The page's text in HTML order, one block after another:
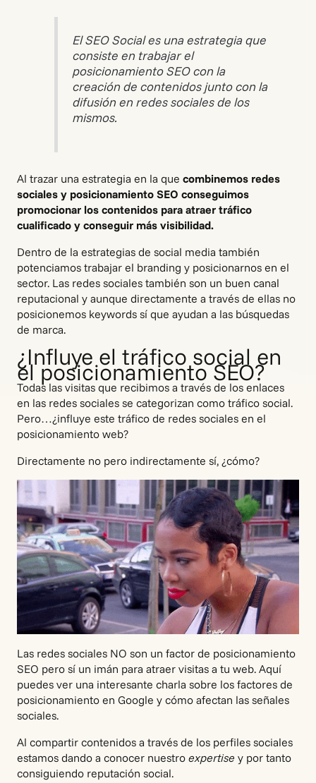
El SEO Social es una estrategia que
consiste en trabajar el
posicionamiento SEO con la
creación de contenidos junto con la
difusión en redes sociales de los
mismos.
Al trazar una estrategia en la que combinemos redes
sociales y posicionamiento SEO conseguimos
promocionar los contenidos para atraer tráfico
cualificado y conseguir más visibilidad.
Dentro de la estrategias de social media también
potenciamos trabajar el branding y posicionarnos en el
sector. Las redes sociales también son un buen canal
reputacional y aunque directamente a través de ellas no
posicionemos keywords sí que ayudan a las búsquedas
de marca.
¿Influye el tráfico social en
el posicionamiento SEO?
Todas las visitas que recibimos a través de los enlaces
en las redes sociales se categorizan como tráfico social.
Pero…¿influye este tráfico de redes sociales en el
posicionamiento web?
Directamente no pero indirectamente sí, ¿cómo?
Las redes sociales NO son un factor de posicionamiento
SEO pero sí un imán para atraer visitas a tu web. Aquí
puedes ver una interesante charla sobre los factores de
posicionamiento en Google y cómo afectan las señales
sociales.
Al compartir contenidos a través de los perfiles sociales
estamos dando a conocer nuestro expertise y por tanto
consiguiendo reputación social.